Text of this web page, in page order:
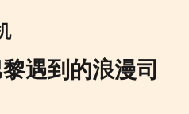
遇到的浪漫司